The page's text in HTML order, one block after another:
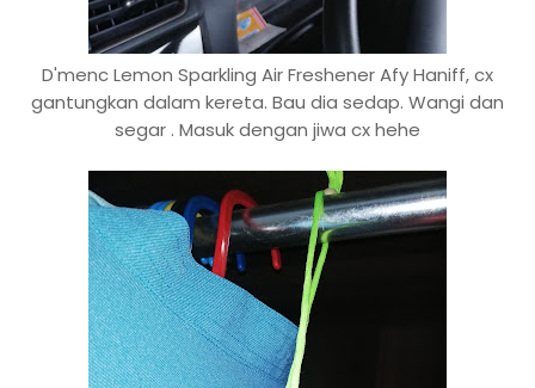
D'menc Lemon Sparkling Air Freshener Afy Haniff, cx
gantungkan dalam kereta. Bau dia sedap. Wangi dan
segar . Masuk dengan jiwa cx hehe